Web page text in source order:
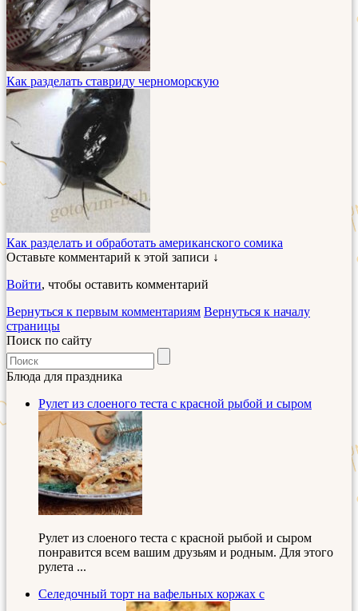
Как разделать ставриду черноморскую
Как разделать и обработать американского сомика
Оставьте комментарий к этой записи ↓
Войти, чтобы оставить комментарий
Вернуться к первым комментариям Вернуться к началу
страницы
Поиск по сайту
Блюда для праздника
Рулет из слоеного теста с красной рыбой и сыром
Рулет из слоеного теста с красной рыбой и сыром
понравится всем вашим друзьям и родным. Для этого
рулета ...
Селедочный торт на вафельных коржах с